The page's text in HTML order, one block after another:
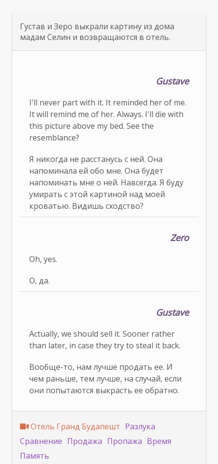
Густав и Зеро выкрали картину из дома
мадам Селин и возвращаются в отель.
Gustave
I'll never part with it. It reminded her of me.
It will remind me of her. Always. I'll die with
this picture above my bed. See the
resemblance?
Я никогда не расстанусь с ней. Она
напоминала ей обо мне. Она будет
напоминать мне о ней. Навсегда. Я буду
умирать с этой картиной над моей
кроватью. Видишь сходство?
Zero
Oh, yes.
О, да.
Gustave
Actually, we should sell it. Sooner rather
than later, in case they try to steal it back.
Вообще-то, нам лучше продать ее. И
чем раньше, тем лучше, на случай, если
они попытаются выкрасть ее обратно.
Отель Гранд Будапешт Разлука
Сравнение Продажа Пропажа Время
Память